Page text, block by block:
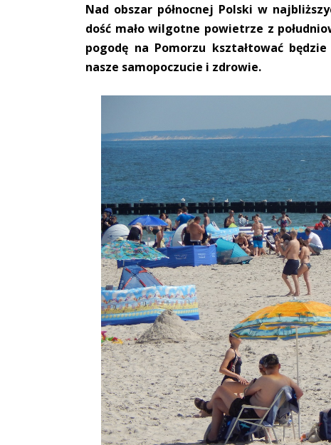
Nad obszar północnej Polski w
dość mało wilgotne powietrze z
pogodę na Pomorzu kształtować
nasze samopoczucie i zdrowie.